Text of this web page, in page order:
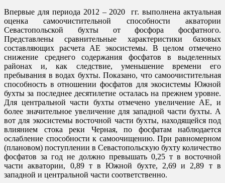
Впервые для периода 2012 – 2020 гг. выполнена актуальная
оценка самоочистительной способности акватории
Севастопольской бухты от фосфора фосфатного.
Представлены сравнительные характеристики базовых
составляющих расчета АЕ экосистемы. В целом отмечено
снижение среднего содержания фосфатов в выделенных
районах и, как следствие, уменьшение времени его
пребывания в водах бухты. Показано, что самоочистительная
способность в отношении фосфатов для экосистемы Южной
бухты за последнее десятилетие осталась на прежнем уровне.
Для центральной части бухты отмечено увеличение АЕ, и
более значительное увеличение для западной части бухты. А
вот для экосистемы восточной части бухты, находящейся под
влиянием стока реки Черная, по фосфатам наблюдается
ослабление способности к самоочищению. При равномерном
(плановом) поступлении в Севастопольскую бухту количество
фосфатов за год не должно превышать 0,25 т в восточной
части акватории, 0,89 т в Южной бухте, 2,69 и 2,89 т в
западной и центральной части соответственно.